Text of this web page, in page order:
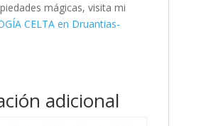
mágicas, visita mi
CELTA en Druantias-
adicional